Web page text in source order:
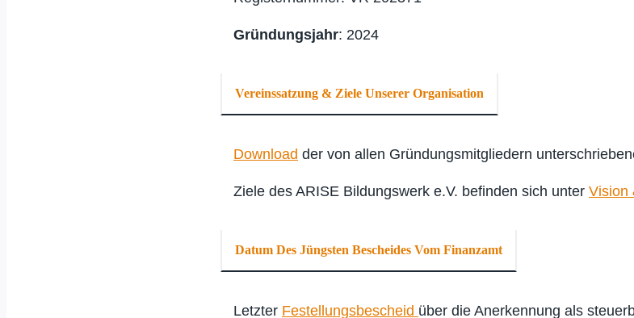
Gründungsjahr: 2024
Vereinssatzung & Ziele Unserer Organisation
Download der von allen Gründungsmitgliedern
Ziele des ARISE Bildungswerk e.V. befinden sich unter Vision
Datum Des Jüngsten Bescheides Vom Finanzamt
Letzter Festellungsbescheid über die Anerkennung als